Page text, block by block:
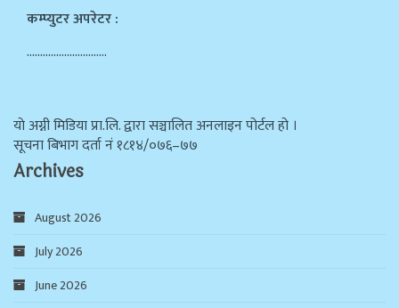
कम्प्युटर अपरेटर :
…………………………
याे अग्नी मिडिया प्रा.लि. द्वारा सञ्चालित अनलाइन पोर्टल हो ।
सूचना बिभाग दर्ता न‌ं १८१४/०७६–७७
Archives
August 2026
July 2026
June 2026